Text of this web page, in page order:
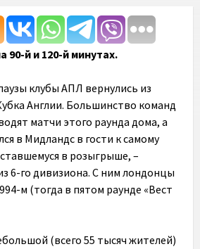
90-й и 120-й минутах.
клубы АПЛ вернулись из
Англии. Большинство команд
матчи этого раунда дома, а
в Мидландс в гости к самому
в розыгрыше, –
6-го дивизиона. С ним лондонцы
м (тогда в пятом раунде «Вест
(всего 55 тысяч жителей)